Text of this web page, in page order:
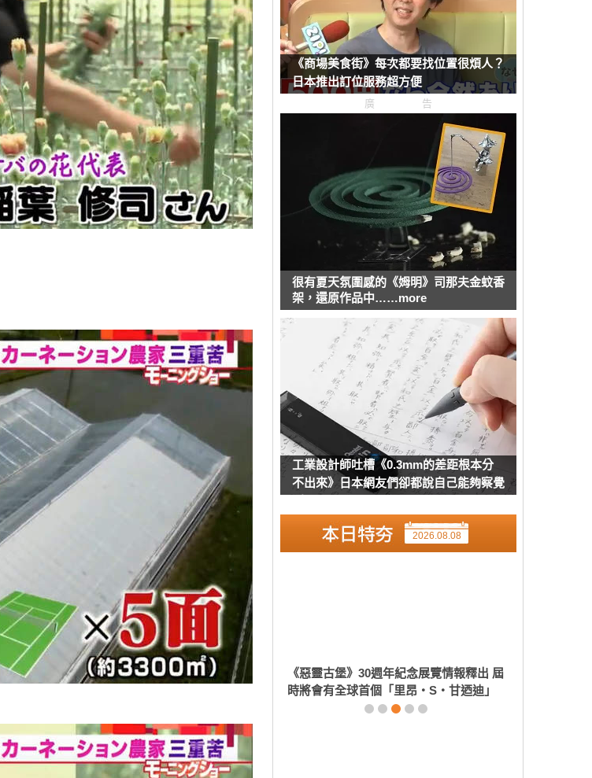
《商場美食街》每次都要找位置很煩人？
日本推出訂位服務超方便
廣告
很有夏天氛圍感的《姆明》司那夫金蚊香
架，還原作品中……more
工業設計師吐槽《0.3mm的差距根本分
不出來》日本網友們卻都說自己能夠察覺
2026.08.08